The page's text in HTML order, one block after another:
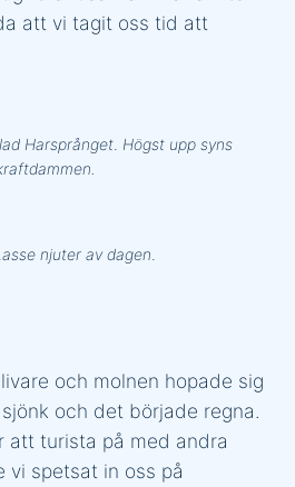
att vi tagit oss tid att
Harsprånget. Högst upp syns
njuter av dagen
och molnen hopade sig
och det började regna.
att turista på med andra
vi spetsat in oss på